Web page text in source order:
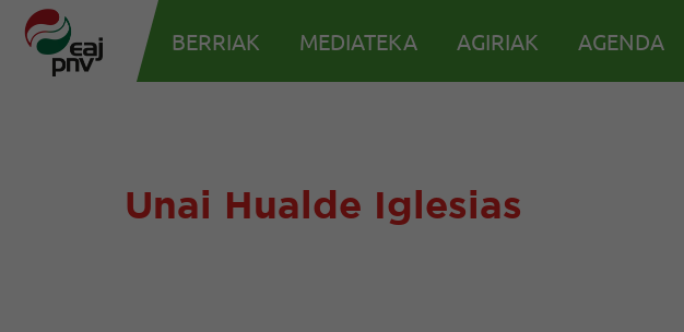
BERRIAK MEDIATEKA AGIRIAK AGENDA
Unai Hualde Iglesias